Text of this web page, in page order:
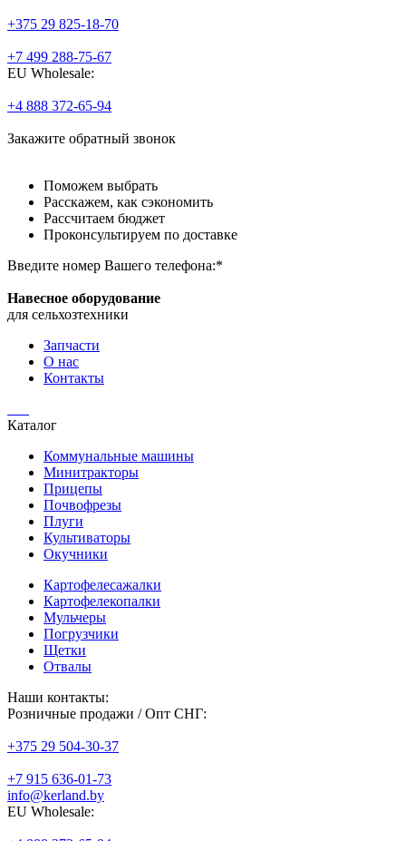
+375 29 825-18-70
+7 499 288-75-67
EU Wholesale:
+4 888 372-65-94
Закажите обратный звонок
Поможем выбрать
Расскажем, как сэкономить
Рассчитаем бюджет
Проконсультируем по доставке
Введите номер Вашего телефона:*
Навесное оборудование
для сельхозтехники
Запчасти
О нас
Контакты
Каталог
Коммунальные машины
Минитракторы
Прицепы
Почвофрезы
Плуги
Культиваторы
Окучники
Картофелесажалки
Картофелекопалки
Мульчеры
Погрузчики
Щетки
Отвалы
Наши контакты:
Розничные продажи / Опт СНГ:
+375 29 504-30-37
+7 915 636-01-73
info@kerland.by
EU Wholesale: